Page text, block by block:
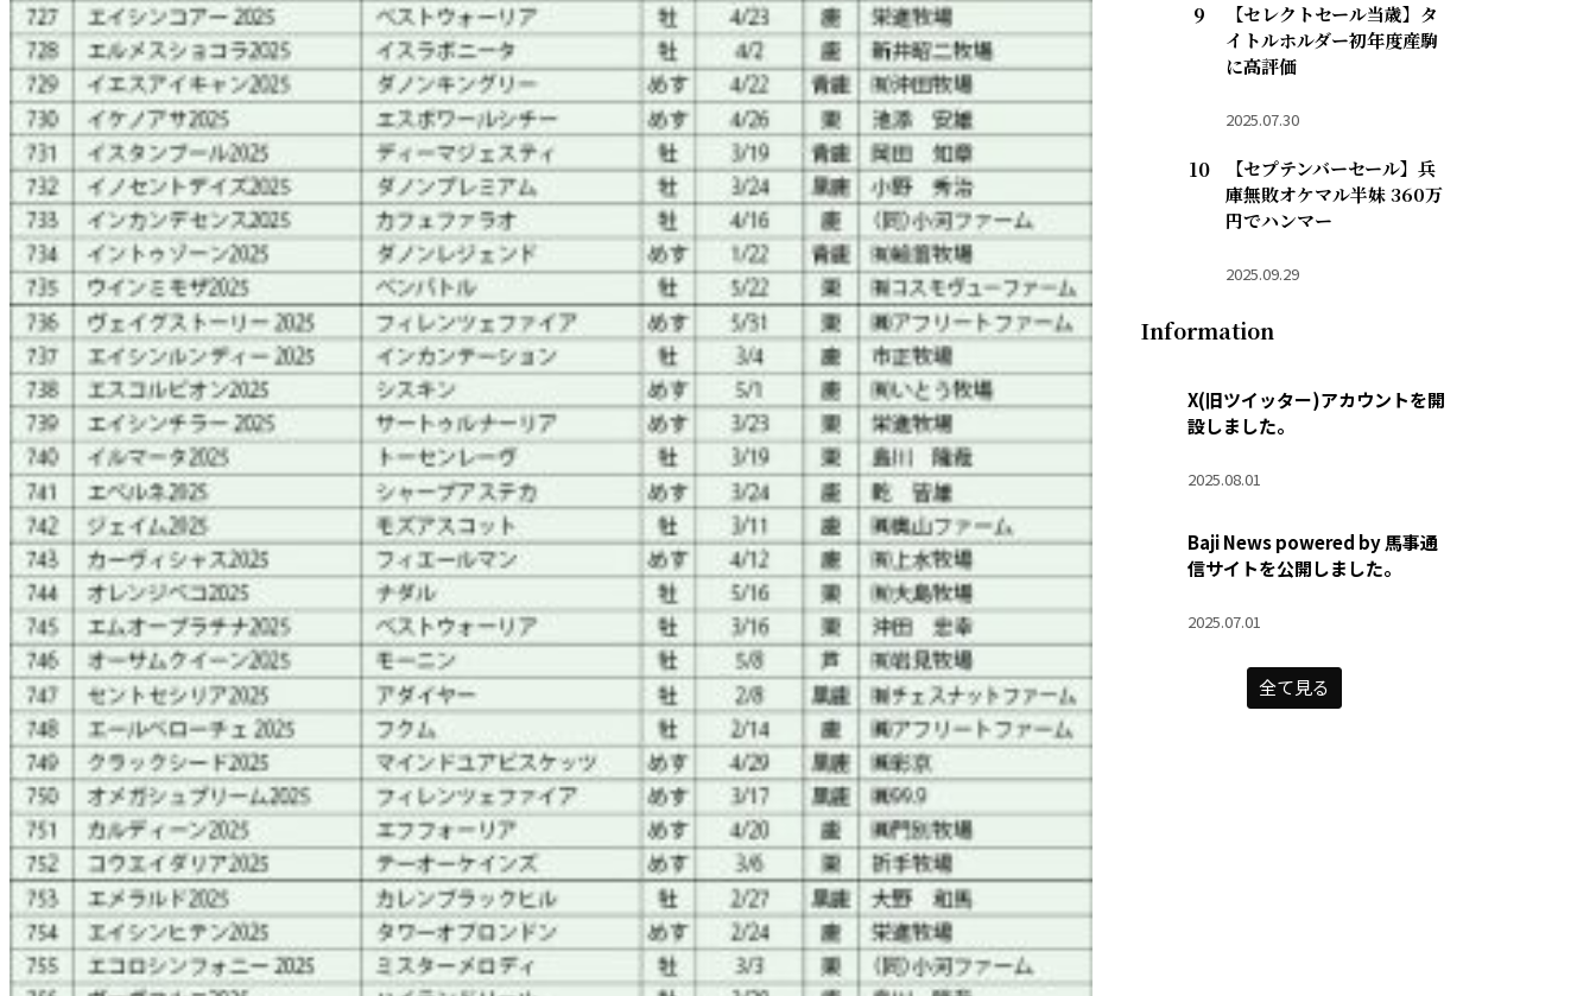
【セレクトセール当歳】タ
イトルホルダー初年度産駒
に高評価
2025.07.30
【セプテンバーセール】兵
庫無敗オケマル半妹 360万
円でハンマー
2025.09.29
Information
X(旧ツイッター)アカウントを開
設しました。
2025.08.01
Baji News powered by 馬事通
信サイトを公開しました。
2025.07.01
全て見る